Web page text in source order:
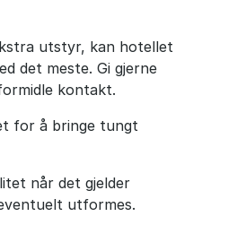
utstyr, kan hotellet
det meste. Gi gjerne
kontakt.
for å bringe tungt
når det gjelder
utformes.